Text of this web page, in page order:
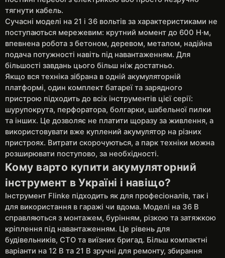
тягнути кабель.
Сучасні моделі на 21 і 36 вольтів за характеристиками не
поступаються мережевим: крутний момент до 600 Н·м,
впевнена робота з бетоном, деревом, металом, надійна
подача потужності навіть під навантаженням. Для
більшості завдань цього більш ніж достатньо.
Якщо вся техніка зібрана в одній акумуляторній
платформі, один комплект батареї та зарядного
пристрою підходить до всіх інструментів цієї серії:
шурупокрута, перфоратора, болгарки, шабельної пилки
та інших. Це дозволяє не платити щоразу за живлення, а
використовувати вже куплений акумулятор на різних
пристроях. Витрати скорочуються, а парк техніки можна
розширювати поступово, за необхідності.
Кому варто купити акумуляторний
інструмент в Україні і навіщо?
Інструмент Flinke підходить як для професіоналів, так і
для використання в гаражі чи вдома. Моделі на 36 В
справляються з монтажем, бурінням, різкою та затяжкою
кріплення під навантаженням. Це рівень для
будівельників, СТО та виїзних бригад. Більш компактні
варіанти на 12 В та 21 В зручні для ремонту, збирання